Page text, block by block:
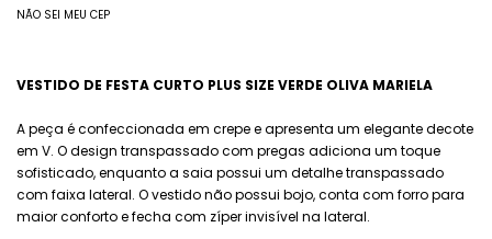
NÃO SEI MEU CEP
VESTIDO DE FESTA CURTO PLUS SIZE VERDE OLIVA MARIELA
A peça é confeccionada em crepe e apresenta um elegante decote
em V. O design transpassado com pregas adiciona um toque
sofisticado, enquanto a saia possui um detalhe transpassado
com faixa lateral. O vestido não possui bojo, conta com forro para
maior conforto e fecha com zíper invisível na lateral.